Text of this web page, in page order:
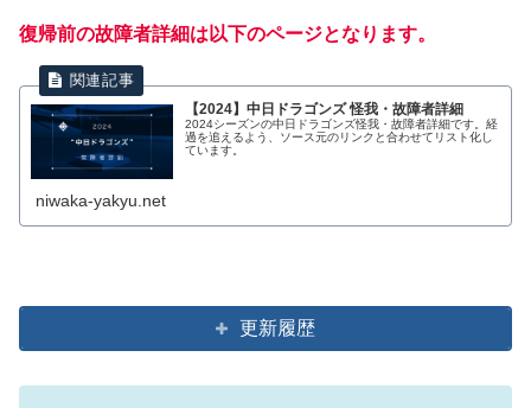
復帰前の故障者詳細は以下のページとなります。
【2024】中日ドラゴンズ 怪我・故障者詳細
2024シーズンの中日ドラゴンズ怪我・故障者詳細です。経
過を追えるよう、ソース元のリンクと合わせてリスト化し
ています。
niwaka-yakyu.net
更新履歴